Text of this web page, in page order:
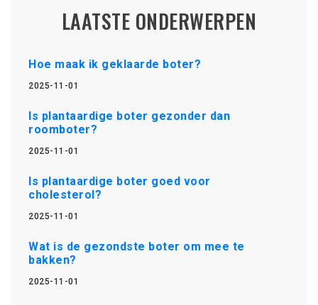
LAATSTE ONDERWERPEN
Hoe maak ik geklaarde boter?
2025-11-01
Is plantaardige boter gezonder dan
roomboter?
2025-11-01
Is plantaardige boter goed voor
cholesterol?
2025-11-01
Wat is de gezondste boter om mee te
bakken?
2025-11-01